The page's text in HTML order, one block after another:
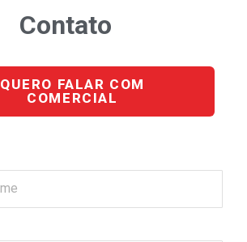
Contato
QUERO FALAR COM
COMERCIAL